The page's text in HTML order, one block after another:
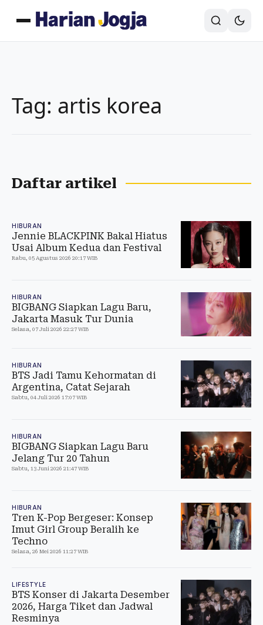
Tag: artis korea
Daftar artikel
HIBURAN
Jennie BLACKPINK Bakal Hiatus
Usai Album Kedua dan Festival
Rabu, 05 Agustus 2026 20:17 WIB
HIBURAN
BIGBANG Siapkan Lagu Baru,
Jakarta Masuk Tur Dunia
Selasa, 07 Juli 2026 22:27 WIB
HIBURAN
BTS Jadi Tamu Kehormatan di
Argentina, Catat Sejarah
Sabtu, 04 Juli 2026 17:07 WIB
HIBURAN
BIGBANG Siapkan Lagu Baru
Jelang Tur 20 Tahun
Sabtu, 13 Juni 2026 21:47 WIB
HIBURAN
Tren K-Pop Bergeser: Konsep
Imut Girl Group Beralih ke
Techno
Selasa, 26 Mei 2026 11:27 WIB
LIFESTYLE
BTS Konser di Jakarta Desember
2026, Harga Tiket dan Jadwal
Resminya